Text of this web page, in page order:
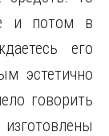
и потом в
его
эстетично
говорить